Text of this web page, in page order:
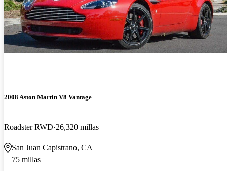
2008 Aston Martin V8 Vantage
Roadster RWD 26,320 millas
San Juan Capistrano, CA
75 millas